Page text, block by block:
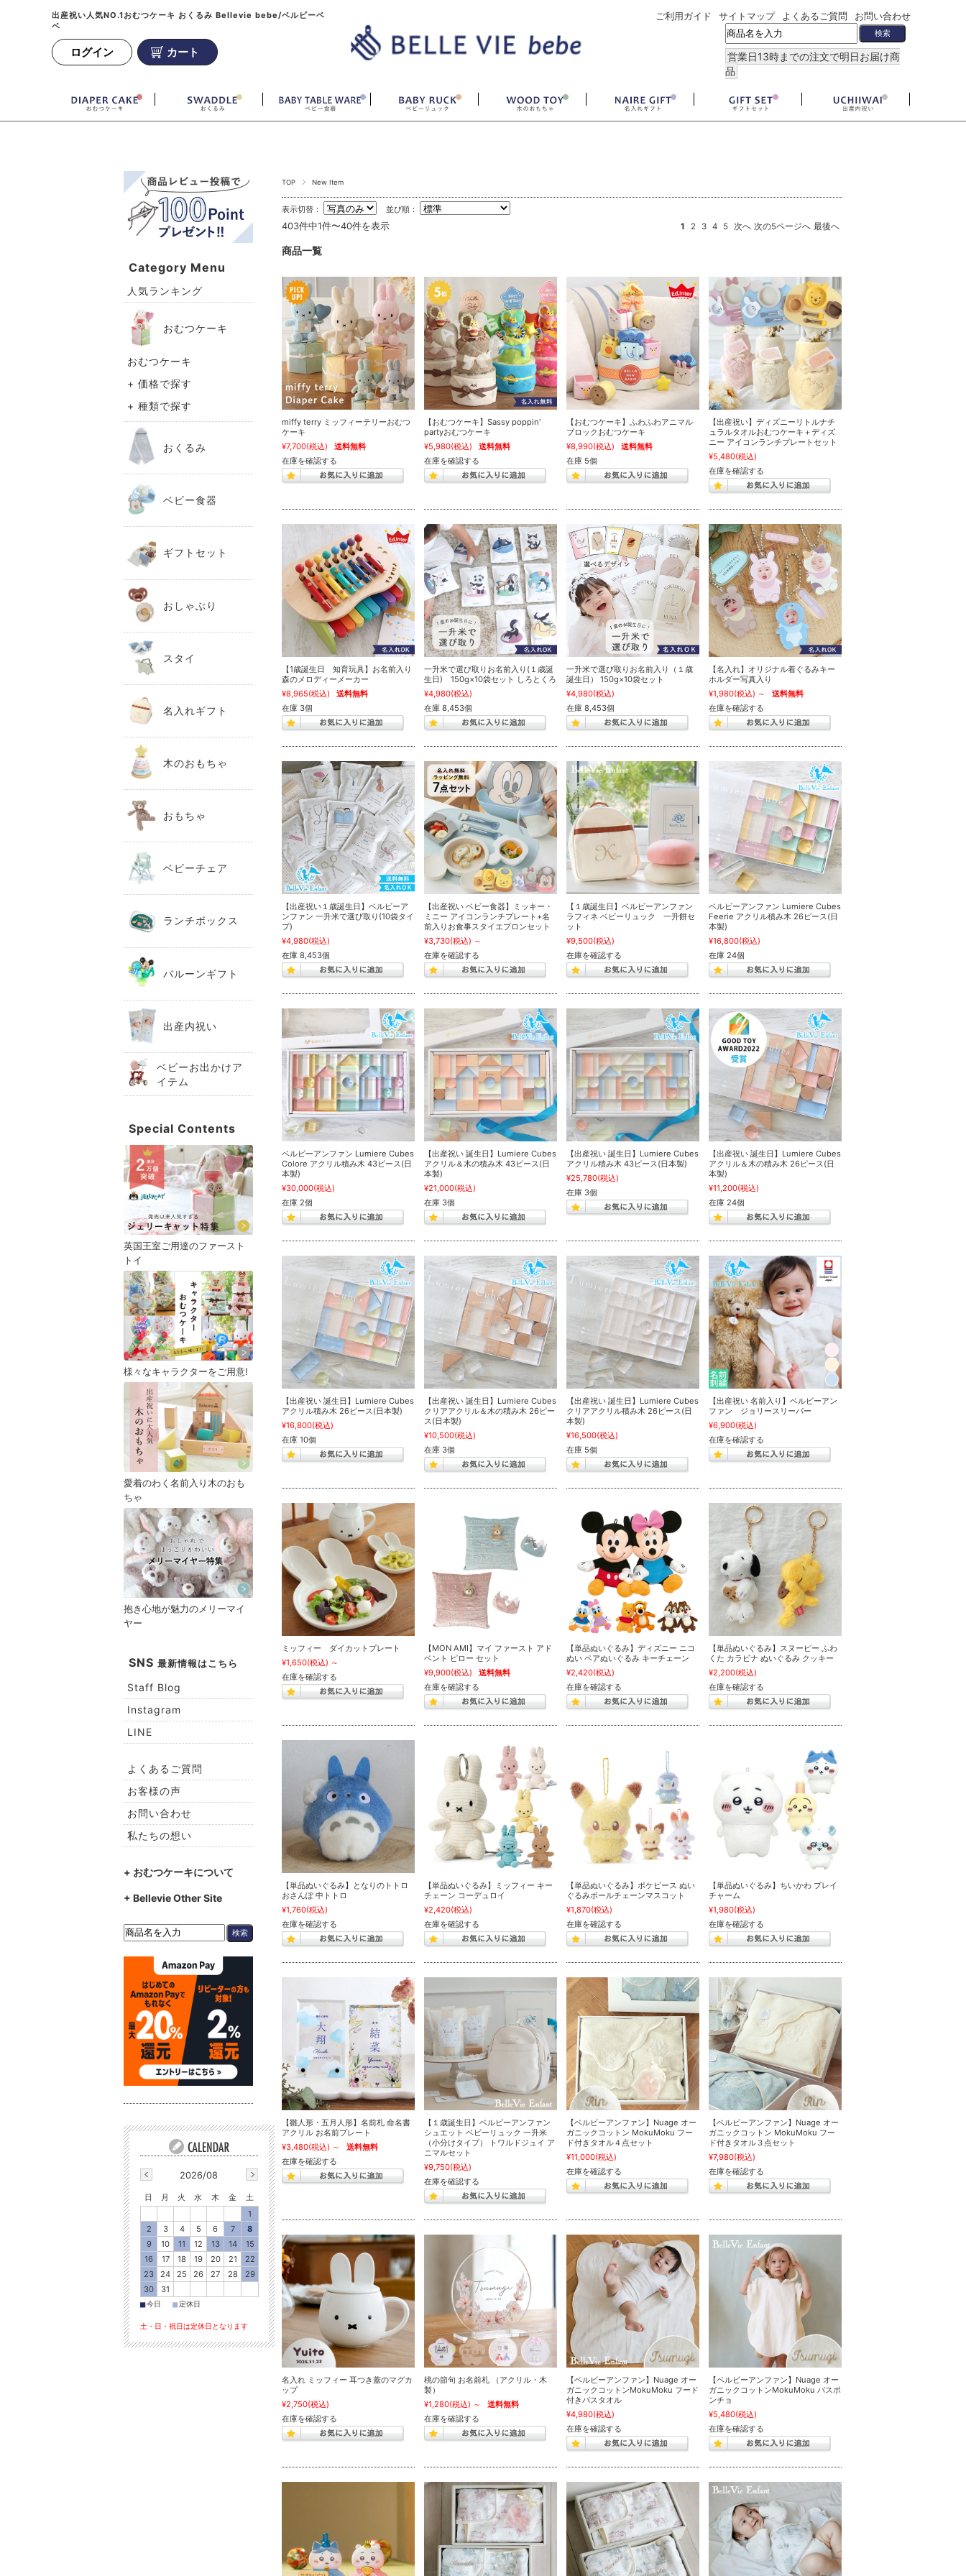
出産祝い人気NO.1おむつケーキ おくるみ Bellevie bebe/ベルビーベ
ベ
ログイン カート
ご利用ガイド サイトマップ よくあるご質問 お問い合わせ
営業日13時までの注文で明日お届け商
品
TOP New Item
表示切替： 並び順：
403件中1件〜40件を表示 1 2 3 4 5 次へ 次の5ページへ 最後へ
商品一覧
miffy terry ミッフィーテリーおむつ
ケーキ
¥7,700(税込)
送料無料
在庫を確認する
【おむつケーキ】Sassy poppin'
partyおむつケーキ
¥5,980(税込)
送料無料
在庫を確認する
【おむつケーキ】ふわふわアニマル
ブロックおむつケーキ
¥8,990(税込)
送料無料
在庫 5個
【出産祝い】ディズニーリトルナチ
ュラルタオルおむつケーキ＋ディズ
ニー アイコンランチプレートセット
¥5,480(税込)
在庫を確認する
【1歳誕生日 知育玩具】お名前入り
森のメロディーメーカー
¥8,965(税込)
送料無料
在庫 3個
一升米で選び取りお名前入り(１歳誕
生日) 150g×10袋セット しろとくろ
¥4,980(税込)
在庫 8,453個
一升米で選び取りお名前入り（１歳
誕生日） 150g×10袋セット
¥4,980(税込)
在庫 8,453個
【名入れ】オリジナル着ぐるみキー
ホルダー写真入り
¥1,980(税込) ～
送料無料
在庫を確認する
【出産祝い１歳誕生日】ベルビーア
ンファン 一升米で選び取り(10袋タイ
プ)
¥4,980(税込)
在庫 8,453個
【出産祝い ベビー食器】ミッキー・
ミニー アイコンランチプレート+名
前入りお食事スタイエプロンセット
¥3,730(税込) ～
在庫を確認する
【１歳誕生日】ベルビーアンファン
ラフィネ ベビーリュック 一升餅セ
ット
¥9,500(税込)
在庫を確認する
ベルビーアンファン Lumiere Cubes
Feerie アクリル積み木 26ピース(日
本製)
¥16,800(税込)
在庫 24個
ベルビーアンファン Lumiere Cubes
Colore アクリル積み木 43ピース(日
本製)
¥30,000(税込)
在庫 2個
【出産祝い 誕生日】Lumiere Cubes
アクリル＆木の積み木 43ピース(日
本製)
¥21,000(税込)
在庫 3個
【出産祝い 誕生日】Lumiere Cubes
アクリル積み木 43ピース(日本製)
¥25,780(税込)
在庫 3個
【出産祝い 誕生日】Lumiere Cubes
アクリル＆木の積み木 26ピース(日
本製)
¥11,200(税込)
在庫 24個
【出産祝い 誕生日】Lumiere Cubes
アクリル積み木 26ピース(日本製)
¥16,800(税込)
在庫 10個
【出産祝い 誕生日】Lumiere Cubes
クリアアクリル＆木の積み木 26ピー
ス(日本製)
¥10,500(税込)
在庫 3個
【出産祝い 誕生日】Lumiere Cubes
クリアアクリル積み木 26ピース(日
本製)
¥16,500(税込)
在庫 5個
【出産祝い 名前入り】ベルビーアン
ファン ジョリースリーパー
¥6,900(税込)
在庫を確認する
ミッフィー ダイカットプレート
¥1,650(税込) ～
在庫を確認する
【MON AMI】マイ ファースト アド
ベント ピロー セット
¥9,900(税込)
送料無料
在庫を確認する
【単品ぬいぐるみ】ディズニー ニコ
ぬい ペアぬいぐるみ キーチェーン
¥2,420(税込)
在庫を確認する
【単品ぬいぐるみ】スヌーピー ふわ
くた カラビナ ぬいぐるみ クッキー
¥2,200(税込)
在庫を確認する
【単品ぬいぐるみ】となりのトトロ
おさんぽ 中トトロ
¥1,760(税込)
在庫を確認する
【単品ぬいぐるみ】ミッフィー キー
チェーン コーデュロイ
¥2,420(税込)
在庫を確認する
【単品ぬいぐるみ】ポケピース ぬい
ぐるみボールチェーンマスコット
¥1,870(税込)
在庫を確認する
【単品ぬいぐるみ】ちいかわ プレイ
チャーム
¥1,980(税込)
在庫を確認する
【雛人形・五月人形】名前札 命名書
アクリル お名前プレート
¥3,480(税込) ～
送料無料
在庫を確認する
【１歳誕生日】ベルビーアンファン
シュエット ベビーリュック 一升米
（小分けタイプ） トワルドジュイ ア
ニマルセット
¥9,750(税込)
在庫を確認する
【ベルビーアンファン】Nuage オー
ガニックコットン MokuMoku フー
ド付きタオル４点セット
¥11,000(税込)
在庫を確認する
【ベルビーアンファン】Nuage オー
ガニックコットン MokuMoku フー
ド付きタオル３点セット
¥7,980(税込)
在庫を確認する
名入れ ミッフィー 耳つき蓋のマグカ
ップ
¥2,750(税込)
在庫を確認する
桃の節句 お名前札 （アクリル・木
製）
¥1,280(税込) ～
送料無料
在庫を確認する
【ベルビーアンファン】Nuage オー
ガニックコットンMokuMoku フード
付きバスタオル
¥4,980(税込)
在庫を確認する
【ベルビーアンファン】Nuage オー
ガニックコットンMokuMoku バスポ
ンチョ
¥5,480(税込)
在庫を確認する
Category Menu
人気ランキング
おむつケーキ
おむつケーキ
+ 価格で探す
+ 種類で探す
おくるみ
ベビー食器
ギフトセット
おしゃぶり
スタイ
名入れギフト
木のおもちゃ
おもちゃ
ベビーチェア
ランチボックス
バルーンギフト
出産内祝い
ベビーお出かけア
イテム
Special Contents
英国王室ご用達のファースト
トイ
様々なキャラクターをご用意!
愛着のわく名前入り木のおも
ちゃ
抱き心地が魅力のメリーマイ
ヤー
SNS 最新情報はこちら
Staff Blog
Instagram
LINE
よくあるご質問
お客様の声
お問い合わせ
私たちの想い
+ おむつケーキについて
+ Bellevie Other Site
2026/08
日 月 火 水 木 金
土
1
2
3 4 5 6 7
8
9
10 11 12 13 14
15
16
17 18 19 20 21
22
23
24 25 26 27 28
29
30
31
■今日 ■定休日
土・日・祝日は定休日となります